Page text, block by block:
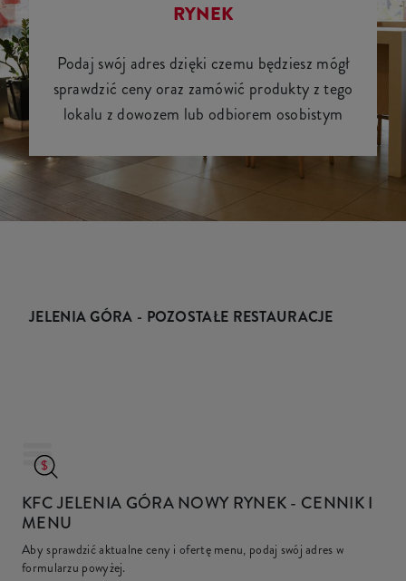
RYNEK
Podaj swój adres dzięki czemu będziesz mógł
sprawdzić ceny oraz zamówić produkty z tego
lokalu z dowozem lub odbiorem osobistym
JELENIA GÓRA - POZOSTAŁE RESTAURACJE
KFC JELENIA GÓRA NOWY RYNEK- CENNIK I
MENU
Aby sprawdzić aktualne ceny i ofertę menu, podaj swój adres w
formularzu powyżej.